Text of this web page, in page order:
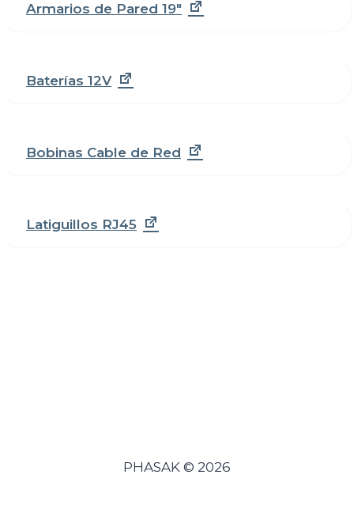
Armarios de Pared 19"
Baterías 12V
Bobinas Cable de Red
Latiguillos RJ45
PHASAK © 2026